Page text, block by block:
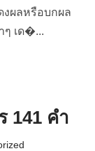
งผลหรือบกผล
ๆ เด�...
141 คำ